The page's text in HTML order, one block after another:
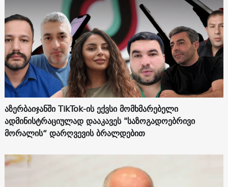
აზერბაიჯანში TikTok-ის ექვსი მომხმარებელი
ადმინისტრაციულად დააკავეს "საზოგადოებრივი
მორალის“ დარღვევის ბრალდებით